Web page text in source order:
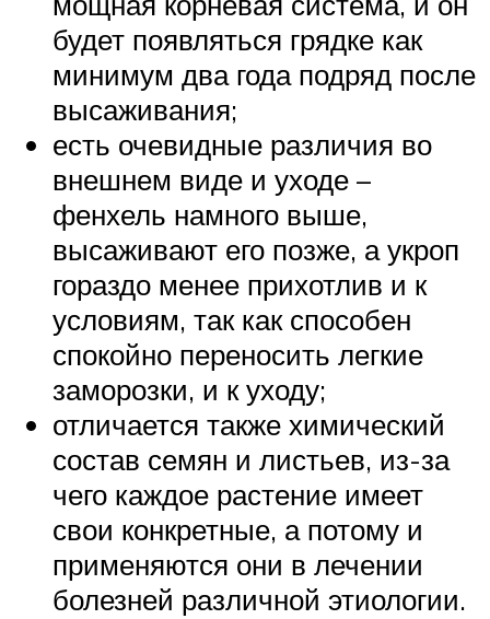
будет появляться грядке как
минимум два года подряд после
высаживания;
есть очевидные различия во
внешнем виде и уходе –
фенхель намного выше,
высаживают его позже, а укроп
гораздо менее прихотлив и к
условиям, так как способен
спокойно переносить легкие
заморозки, и к уходу;
отличается также химический
состав семян и листьев, из-за
чего каждое растение имеет
свои конкретные, а потому и
применяются они в лечении
болезней различной этиологии.